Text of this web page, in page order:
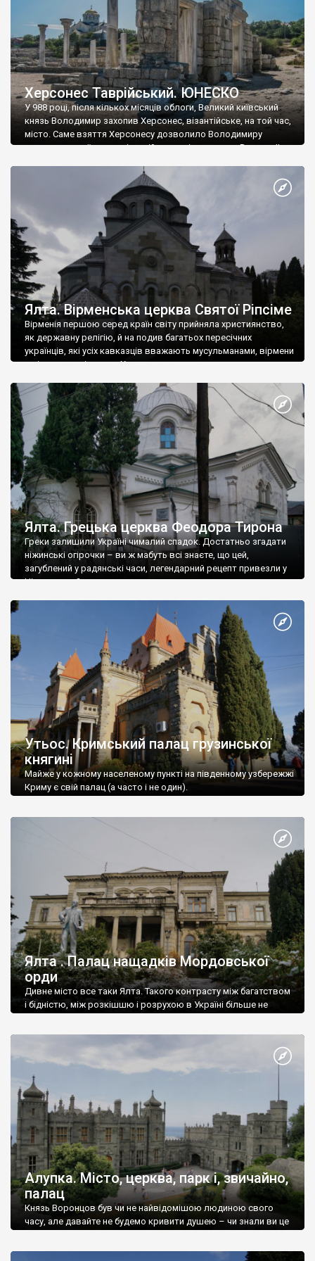
Херсонес Таврійський. ЮНЕСКО
У 988 році, після кількох місяців облоги, Великий київський
князь Володимир захопив Херсонес, візантійське, на той час,
місто. Саме взяття Херсонесу дозволило Володимиру
диктувати свої умови візантійському імператору Василю ІІ, та
Херсонесі Володимир-язичник, став Василем-християнином.
А потім було Хрещення Русі. На честь Херсонесу Таврійського
Ялта. Вірменська церква Святої Ріпсіме
Вірменія першою серед країн світу прийняла християнство,
як державну релігію, й на подив багатьох пересічних
українців, які усіх кавказців вважають мусульманами, вірмени
є відданими вірянами Христа
Ялта. Грецька церква Феодора Тирона
Греки залишили Україні чималий спадок. Достатньо згадати
ніжинські огірочки – ви ж мабуть всі знаєте, що цей,
загублений у радянські часи, легендарний рецепт привезли у
Ніжин греки?
Утьос. Кримський палац грузинської
княгині
Майже у кожному населеному пункті на південному узбережжі
Криму є свій палац (а часто і не один).
Ялта . Палац нащадків Мордовської
орди
Дивне місто все таки Ялта. Такого контрасту між багатством
і бідністю, між розкішшю і розрухою в Україні більше не
Алупка. Місто, церква, парк і, звичайно,
палац
Князь Воронцов був чи не найвідомішою людиною свого
часу, але давайте не будемо кривити душею – чи знали ви це